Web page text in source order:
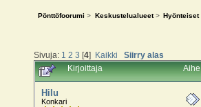
Pönttöfoorumi > Keskustelualueet> Hyönteiset
Sivuja: 1 2 3 [4] Kaikki Siirry alas
Kirjoittaja
Hilu
Konkari